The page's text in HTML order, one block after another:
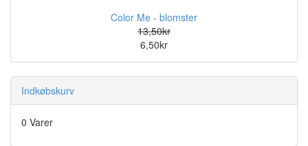
Color Me - blomster
13,50kr
6,50kr
Indkøbskurv
0 Varer